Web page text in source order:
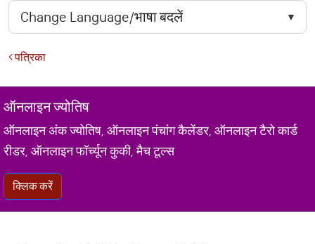
पत्रिका
ऑनलाइन ज्योतिष
ऑनलाइन अंक ज्योतिष, ऑनलाइन पंचांग कैलेंडर, ऑनलाइन टैरो कार्ड
रीडर, ऑनलाइन फॉर्च्यून कुकी, मैच टूल्स
क्लिक करें